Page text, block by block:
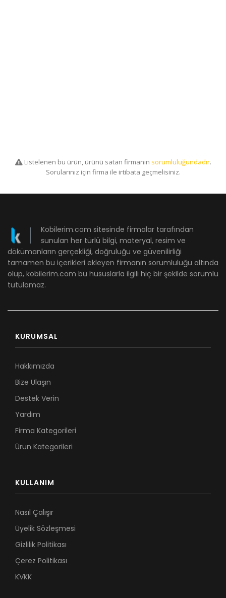
Listelenen bu ürün, ürünü satan firmanın sorumluluğundadır.
Sorularınız için firma ile irtibata geçmelisiniz.
Kobilerim.com sitesinde firmalar tarafından
sunulan her türlü bilgi, materyal, resim ve
dökümanların gerçekliği, doğruluğu ve güvenilirliği
tamamen bu içerikleri ekleyen firmanın sorumluluğu altında
olup, kobilerim.com bu hususlarla ilgili hiç bir şekilde sorumlu
tutulamaz.
KURUMSAL
Hakkımızda
Bize Ulaşın
Destek Verin
Yardım
Firma Kategorileri
Ürün Kategorileri
KULLANIM
Nasıl Çalışır
Üyelik Sözleşmesi
Gizlilik Politikası
Çerez Politikası
KVKK